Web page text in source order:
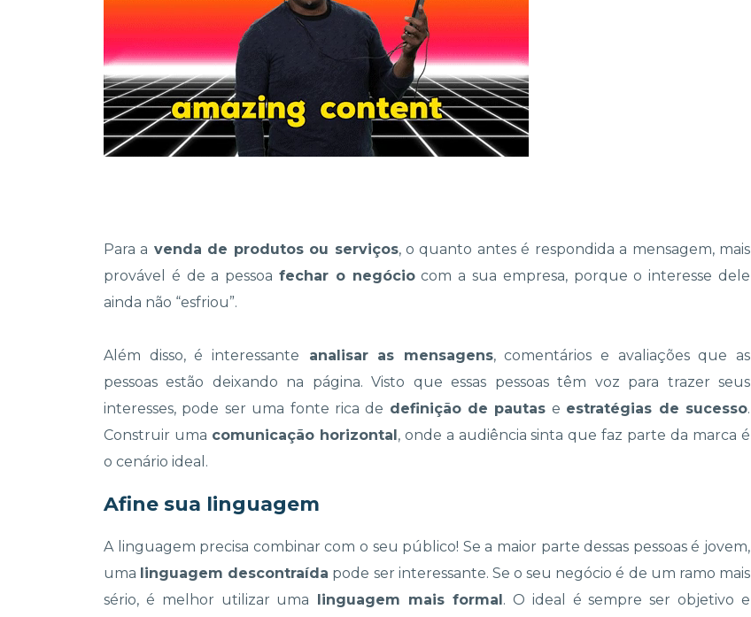
Para a venda de produtos ou serviços, o quanto antes é respondida a mensagem, mais
provável é de a pessoa fechar o negóciocom a sua empresa, porque o interesse dele
ainda não “esfriou”.
Além disso, é interessante analisar as mensagens, comentários e avaliações que as
pessoas estão deixando na página. Visto que essas pessoas têm voz para trazer seus
interesses, pode ser uma fonte rica de definição de pautas e estratégias de sucesso.
Construir uma comunicação horizontal, onde a audiência sinta que faz parte da marca é
o cenário ideal.
Afine sua linguagem
A linguagem precisa combinar com o seu público! Se a maior parte dessas pessoas é jovem,
uma linguagem descontraída pode ser interessante. Se o seu negócio é de um ramo mais
sério, é melhor utilizar uma linguagem mais formal. O ideal é sempre ser objetivo e